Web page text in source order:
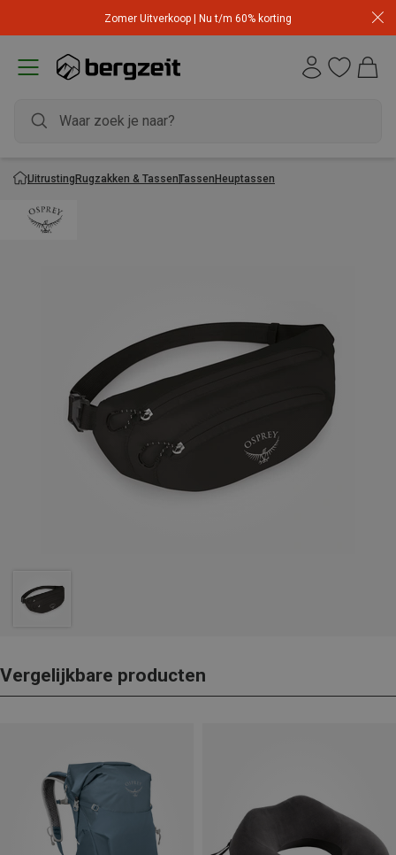
Zomer Uitverkoop | Nu t/m 60% korting
UitrustingRugzakken & TassenTassenHeuptassen
Vergelijkbare producten